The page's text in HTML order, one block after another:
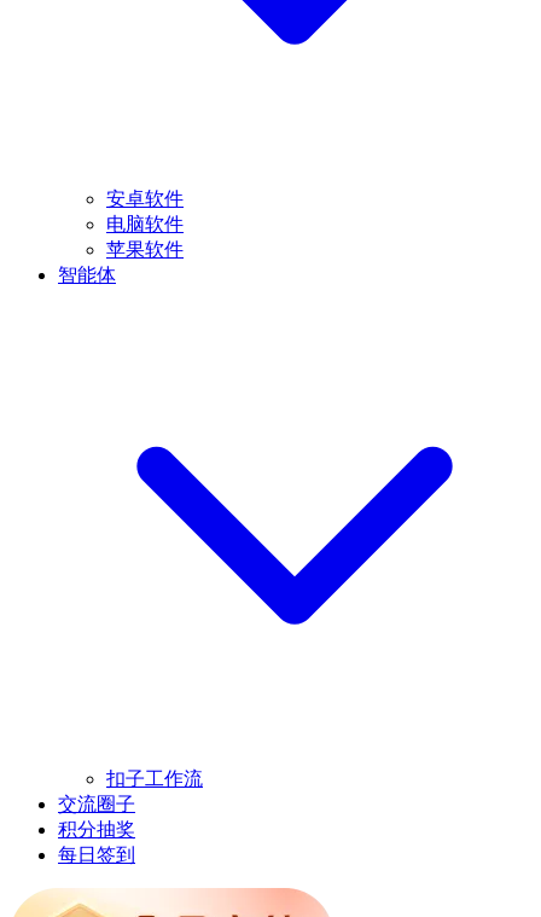
安卓软件
电脑软件
苹果软件
智能体
扣子工作流
交流圈子
积分抽奖
每日签到